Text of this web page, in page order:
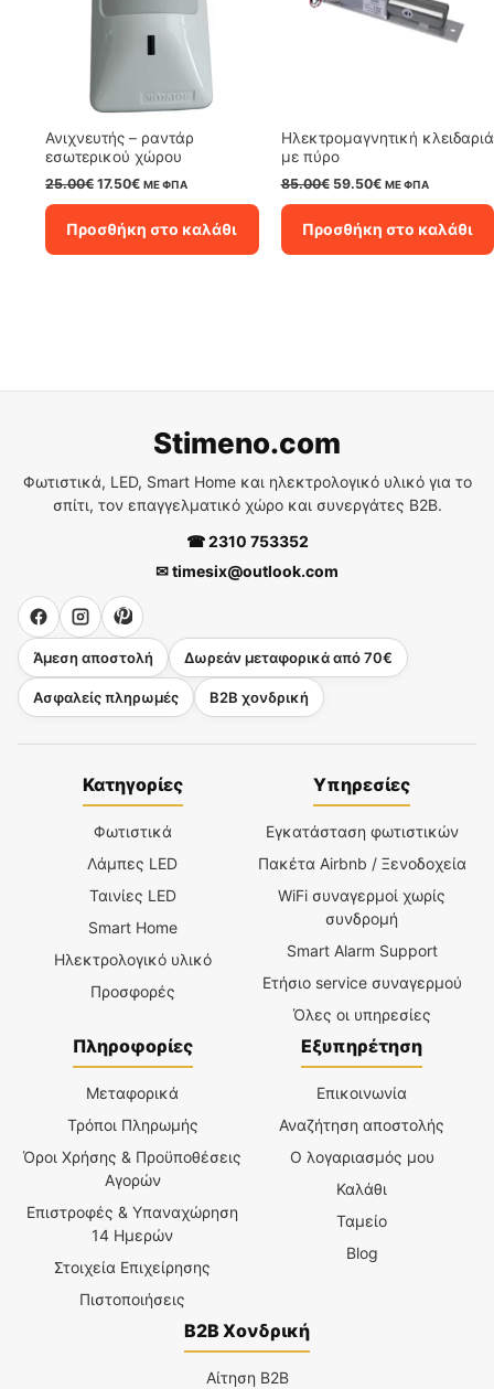
Ανιχνευτής – ραντάρ
εσωτερικού χώρου
25.00€ Original
price
25.00€.
17.50€Η
τρέχουσα
είναι:
17.50€.
ΜΕ ΦΠΑ
Προσθήκη στο καλάθι
Ηλεκτρομαγνητική κλειδαριά
με πύρο
85.00€ Original
price
85.00€.
59.50€Η
τρέχουσα
είναι:
59.50€.
ΜΕ ΦΠΑ
Προσθήκη στο καλάθι
Stimeno.com
Φωτιστικά, LED, Smart Home και ηλεκτρολογικό υλικό για το
σπίτι, τον επαγγελματικό χώρο και συνεργάτες B2B.
☎ 2310 753352
✉ timesix@outlook.com
Άμεση αποστολή Δωρεάν μεταφορικά από 70€
Ασφαλείς πληρωμές B2B χονδρική
Κατηγορίες
Φωτιστικά
Λάμπες LED
Ταινίες LED
Smart Home
Ηλεκτρολογικό υλικό
Προσφορές
Υπηρεσίες
Εγκατάσταση φωτιστικών
Πακέτα Airbnb / Ξενοδοχεία
WiFi συναγερμοί χωρίς
συνδρομή
Smart Alarm Support
Ετήσιο service συναγερμού
Όλες οι υπηρεσίες
Πληροφορίες
Μεταφορικά
Τρόποι Πληρωμής
Όροι Χρήσης & Προϋποθέσεις
Αγορών
Επιστροφές & Υπαναχώρηση
14 Ημερών
Στοιχεία Επιχείρησης
Πιστοποιήσεις
Εξυπηρέτηση
Επικοινωνία
Αναζήτηση αποστολής
Ο λογαριασμός μου
Καλάθι
Ταμείο
Blog
B2B Χονδρική
Αίτηση B2B